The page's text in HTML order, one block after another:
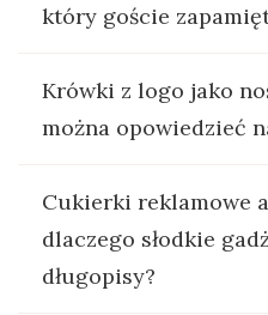
który goście
Krówki z logo jako
można opowiedzieć
Cukierki reklamowe
dlaczego słodkie
długopisy?